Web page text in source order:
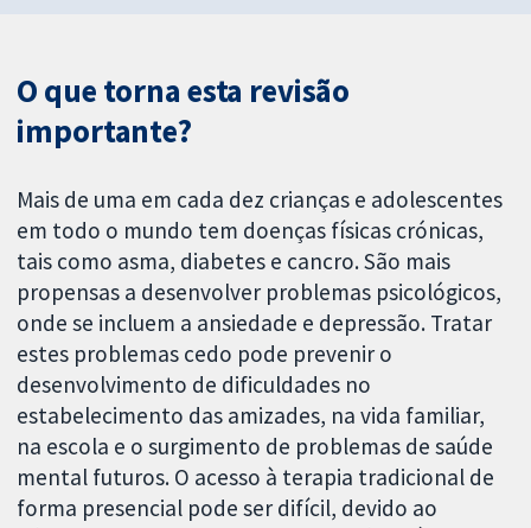
O que torna esta revisão
importante?
Mais de uma em cada dez crianças e adolescentes
em todo o mundo tem doenças físicas crónicas,
tais como asma, diabetes e cancro. São mais
propensas a desenvolver problemas psicológicos,
onde se incluem a ansiedade e depressão. Tratar
estes problemas cedo pode prevenir o
desenvolvimento de dificuldades no
estabelecimento das amizades, na vida familiar,
na escola e o surgimento de problemas de saúde
mental futuros. O acesso à terapia tradicional de
forma presencial pode ser difícil, devido ao